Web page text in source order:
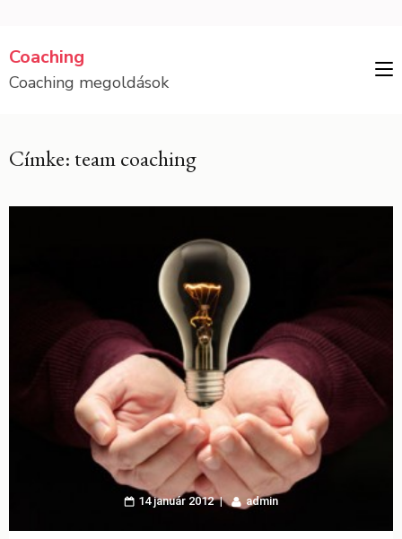
to
content
Coaching
Coaching megoldások
Címke: team coaching
14 január 2012 admin